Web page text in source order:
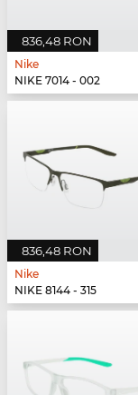
836,48 RON
Nike
NIKE 7014 - 002
836,48 RON
Nike
NIKE 8144 - 315